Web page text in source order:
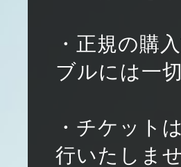
・正規の購
ブルには一
・チケット
行いたしませ